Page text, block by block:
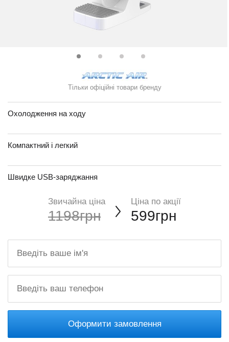
Тільки офіційні товари бренду
Охолодження на ходу
Компактний і легкий
Швидке USB-заряджання
Звичайна ціна
1198грн
Ціна по акції
599грн
Оформити замовлення